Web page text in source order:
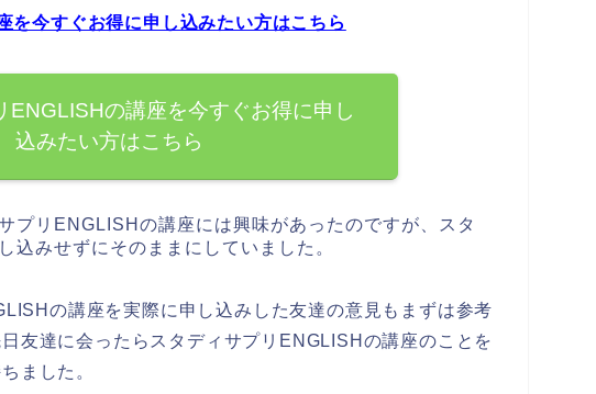
を今すぐお得に申し込みたい方はこちら
ENGLISHの講座を今すぐお得に申し
込みたい方はこちら
プリENGLISHの講座には興味があったのですが、スタ
込みせずにそのままにしていました。
の講座を実際に申し込みした友達の意見もまずは参考
友達に会ったらスタディサプリENGLISHの講座のことを
ました。